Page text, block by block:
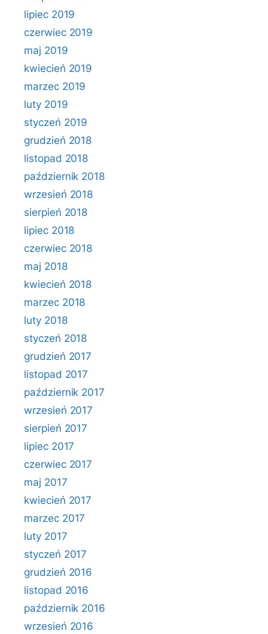
lipiec 2019
czerwiec 2019
maj 2019
kwiecień 2019
marzec 2019
luty 2019
styczeń 2019
grudzień 2018
listopad 2018
październik 2018
wrzesień 2018
sierpień 2018
lipiec 2018
czerwiec 2018
maj 2018
kwiecień 2018
marzec 2018
luty 2018
styczeń 2018
grudzień 2017
listopad 2017
październik 2017
wrzesień 2017
sierpień 2017
lipiec 2017
czerwiec 2017
maj 2017
kwiecień 2017
marzec 2017
luty 2017
styczeń 2017
grudzień 2016
listopad 2016
październik 2016
wrzesień 2016